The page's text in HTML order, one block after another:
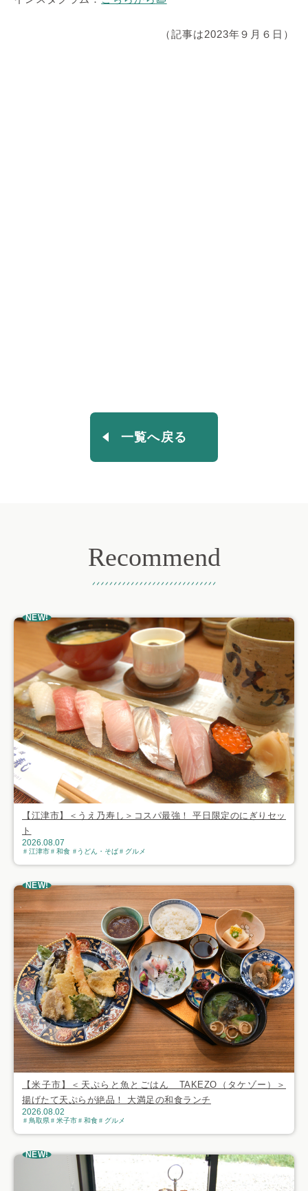
（記事は2023年９月６日）
一覧へ戻る
Recommend
NEW!
【江津市】＜うえ乃寿し＞コスパ最強！ 平日限定のにぎりセッ
ト
2026.08.07
江津市 和食 うどん・そば グルメ
NEW!
【米子市】＜天ぷらと魚とごはん TAKEZO（タケゾー）＞
揚げたて天ぷらが絶品！ 大満足の和食ランチ
2026.08.02
鳥取県 米子市 和食 グルメ
NEW!